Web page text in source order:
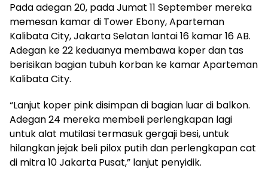
Pada adegan 20, pada Jumat 11 September mereka
memesan kamar di Tower Ebony, Aparteman
Kalibata City, Jakarta Selatan lantai 16 kamar 16 AB.
Adegan ke 22 keduanya membawa koper dan tas
berisikan bagian tubuh korban ke kamar Aparteman
Kalibata City.
“Lanjut koper pink disimpan di bagian luar di balkon.
Adegan 24 mereka membeli perlengkapan lagi
untuk alat mutilasi termasuk gergaji besi, untuk
hilangkan jejak beli pilox putih dan perlengkapan cat
di mitra 10 Jakarta Pusat,” lanjut penyidik.